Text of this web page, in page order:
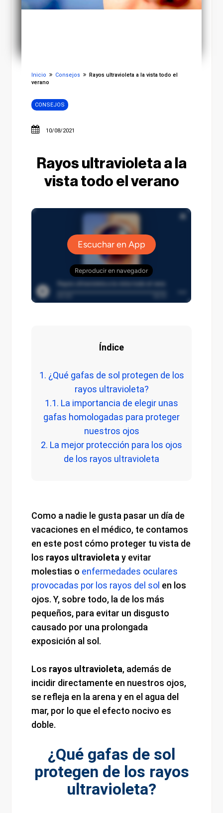
Inicio Consejos
Rayos ultravioleta a la vista todo el
verano
CONSEJOS
10/08/2021
Rayos ultravioleta a la
vista todo el verano
Índice
1. ¿Qué gafas de sol protegen de los
rayos ultravioleta?
1.1. La importancia de elegir unas
gafas homologadas para proteger
nuestros ojos
2. La mejor protección para los ojos
de los rayos ultravioleta
Como a nadie le gusta pasar un día de
vacaciones en el médico, te contamos
en este post cómo proteger tu vista de
los rayos ultravioleta y evitar
molestias o enfermedades oculares
provocadas por los rayos del sol en los
ojos. Y, sobre todo, la de los más
pequeños, para evitar un disgusto
causado por una prolongada
exposición al sol.
Los rayos ultravioleta, además de
incidir directamente en nuestros ojos,
se refleja en la arena y en el agua del
mar, por lo que el efecto nocivo es
doble.
¿Qué gafas de sol
protegen de los rayos
ultravioleta?